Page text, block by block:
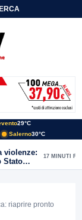
29°C
Salerno30°C
violenze:
Stato
17 MINUTI FA
riaprire pronto